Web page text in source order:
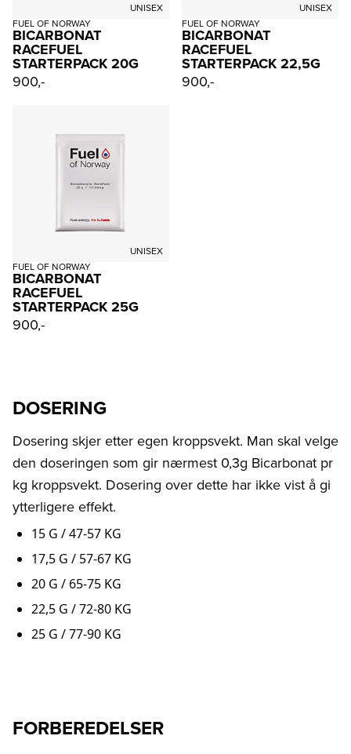
UNISEX
FUEL OF NORWAY
BICARBONAT
RACEFUEL
STARTERPACK 20G
900,-
UNISEX
FUEL OF NORWAY
BICARBONAT
RACEFUEL
STARTERPACK 22,5G
900,-
UNISEX
FUEL OF NORWAY
BICARBONAT
RACEFUEL
STARTERPACK 25G
900,-
DOSERING
Dosering skjer etter egen kroppsvekt. Man skal velge
den doseringen som gir nærmest 0,3g Bicarbonat pr
kg kroppsvekt. Dosering over dette har ikke vist å gi
ytterligere effekt.
15 G / 47-57 KG
17,5 G / 57-67 KG
20 G / 65-75 KG
22,5 G / 72-80 KG
25 G / 77-90 KG
FORBEREDELSER